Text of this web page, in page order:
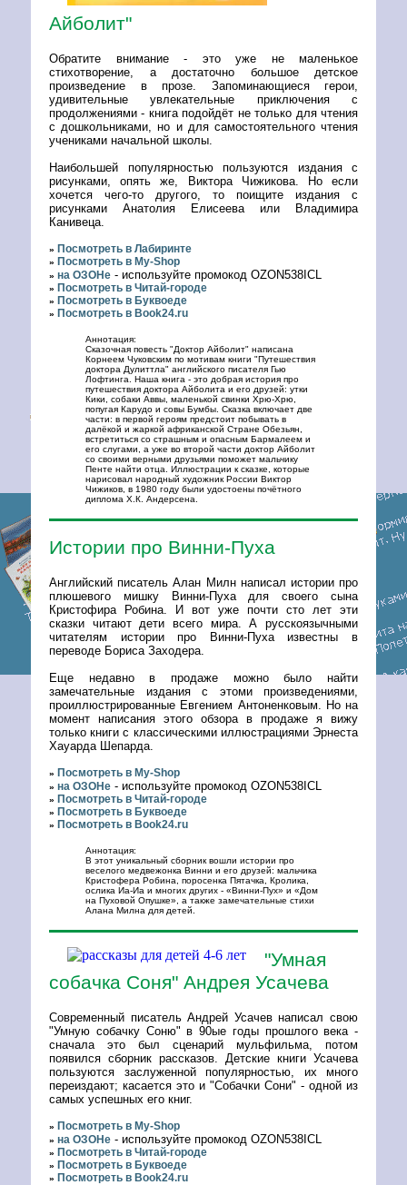
Айболит"
Обратите внимание - это уже не маленькое
стихотворение, а достаточно большое детское
произведение в прозе. Запоминающиеся герои,
удивительные увлекательные приключения с
продолжениями - книга подойдёт не только для чтения
с дошкольниками, но и для самостоятельного чтения
учениками начальной школы.
Наибольшей популярностью пользуются издания с
рисунками, опять же, Виктора Чижикова. Но если
хочется чего-то другого, то поищите издания с
рисунками Анатолия Елисеева или Владимира
Канивеца.
» Посмотреть в Лабиринте
» Посмотреть в My-Shop
» на ОЗОНе - используйте промокод OZON538ICL
» Посмотреть в Читай-городе
» Посмотреть в Буквоеде
» Посмотреть в Book24.ru
Аннотация:
Сказочная повесть "Доктор Айболит" написана
Корнеем Чуковским по мотивам книги "Путешествия
доктора Дулиттла" английского писателя Гью
Лофтинга. Наша книга - это добрая история про
путешествия доктора Айболита и его друзей: утки
Кики, собаки Аввы, маленькой свинки Хрю-Хрю,
попугая Карудо и совы Бумбы. Сказка включает две
части: в первой героям предстоит побывать в
далёкой и жаркой африканской Стране Обезьян,
встретиться со страшным и опасным Бармалеем и
его слугами, а уже во второй части доктор Айболит
со своими верными друзьями поможет мальчику
Пенте найти отца. Иллюстрации к сказке, которые
нарисовал народный художник России Виктор
Чижиков, в 1980 году были удостоены почётного
диплома Х.К. Андерсена.
Истории про Винни-Пуха
Английский писатель Алан Милн написал истории про
плюшевого мишку Винни-Пуха для своего сына
Кристофира Робина. И вот уже почти сто лет эти
сказки читают дети всего мира. А русскоязычными
читателям истории про Винни-Пуха известны в
переводе Бориса Заходера.
Еще недавно в продаже можно было найти
замечательные издания с этоми произведениями,
проиллюстрированные Евгением Антоненковым. Но на
момент написания этого обзора в продаже я вижу
только книги с классическими иллюстрациями Эрнеста
Хауарда Шепарда.
» Посмотреть в My-Shop
» на ОЗОНе - используйте промокод OZON538ICL
» Посмотреть в Читай-городе
» Посмотреть в Буквоеде
» Посмотреть в Book24.ru
Аннотация:
В этот уникальный сборник вошли истории про
веселого медвежонка Винни и его друзей: мальчика
Кристофера Робина, поросенка Пятачка, Кролика,
ослика Иа-Иа и многих других - «Винни-Пух» и «Дом
на Пуховой Опушке», а также замечательные стихи
Алана Милна для детей.
"Умная
собачка Соня" Андрея Усачева
Современный писатель Андрей Усачев написал свою
"Умную собачку Соню" в 90ые годы прошлого века -
сначала это был сценарий мульфильма, потом
появился сборник рассказов. Детские книги Усачева
пользуются заслуженной популярностью, их много
переиздают; касается это и "Собачки Сони" - одной из
самых успешных его книг.
» Посмотреть в My-Shop
» на ОЗОНе - используйте промокод OZON538ICL
» Посмотреть в Читай-городе
» Посмотреть в Буквоеде
» Посмотреть в Book24.ru